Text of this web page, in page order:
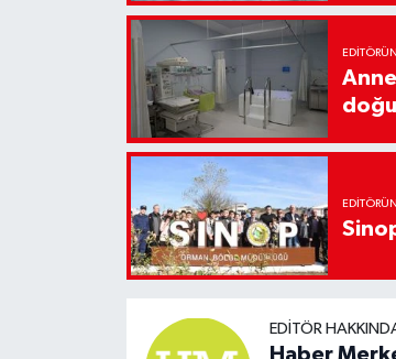
EDITÖR
Haber